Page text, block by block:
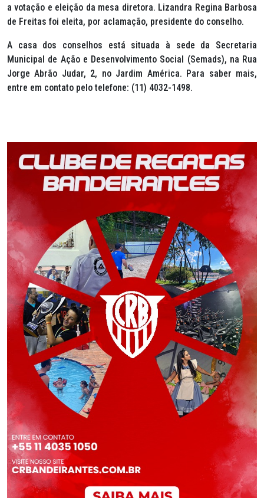
a votação e eleição da mesa diretora. Lizandra Regina Barbosa
de Freitas foi eleita, por aclamação, presidente do conselho.
A casa dos conselhos está situada à sede da Secretaria
Municipal de Ação e Desenvolvimento Social (Semads), na Rua
Jorge Abrão Judar, 2, no Jardim América. Para saber mais,
entre em contato pelo telefone: (11) 4032-1498.